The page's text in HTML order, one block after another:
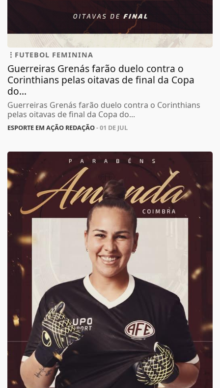
FUTEBOL FEMININA
Guerreiras Grenás farão duelo contra o
Corinthians pelas oitavas de final da Copa
do...
Guerreiras Grenás farão duelo contra o Corinthians
pelas oitavas de final da Copa do...
ESPORTE EM AÇÃO REDAÇÃO- 01 DE JUL